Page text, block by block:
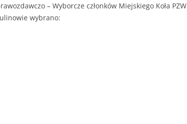
– Wyborcze członków Miejskiego Koła PZW
wybrano: